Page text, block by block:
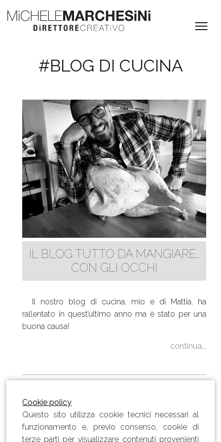
#BLOG DI CUCINA
IL BLOG TUTTO DA MANGIARE…
CON GLI OCCHI
Il nostro blog di cucina, mio e di Mattia, ha
rallentato in quest’ultimo anno ma è stato per una
buona causa!
continua...
Cookie policy
Questo sito utilizza cookie tecnici necessari al
funzionamento e, previo consenso, cookie di
terze parti per visualizzare contenuti provenienti